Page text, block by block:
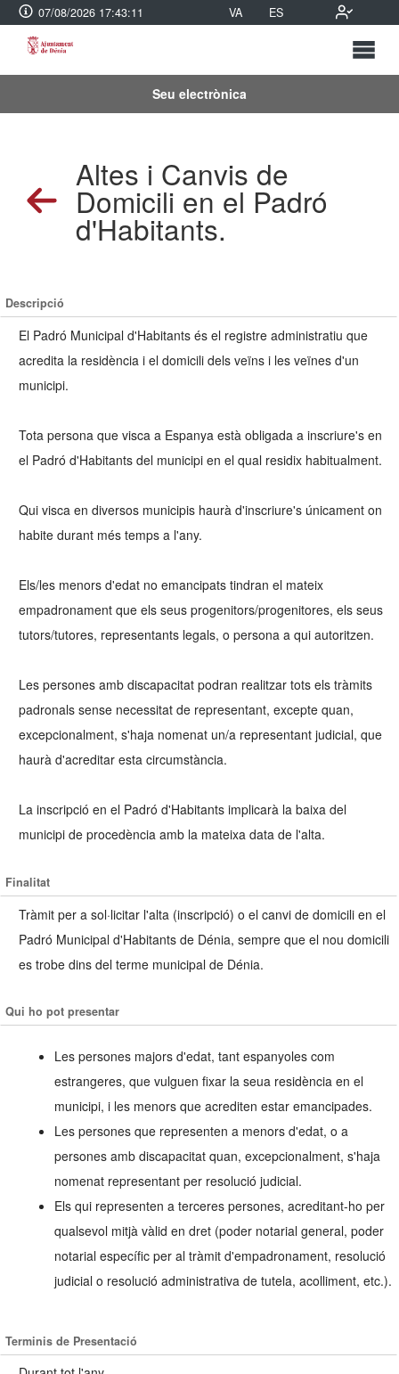
07/08/2026 17:43:12 VA ES
Seu electrònica
Altes i Canvis de
Domicili en el Padró
d'Habitants.
Descripció
El Padró Municipal d'Habitants és el registre administratiu que
acredita la residència i el domicili dels veïns i les veïnes d'un
municipi.
Tota persona que visca a Espanya està obligada a inscriure's en
el Padró d'Habitants del municipi en el qual residix habitualment.
Qui visca en diversos municipis haurà d'inscriure's únicament on
habite durant més temps a l'any.
Els/les menors d'edat no emancipats tindran el mateix
empadronament que els seus progenitors/progenitores, els seus
tutors/tutores, representants legals, o persona a qui autoritzen.
Les persones amb discapacitat podran realitzar tots els tràmits
padronals sense necessitat de representant, excepte quan,
excepcionalment, s'haja nomenat un/a representant judicial, que
haurà d'acreditar esta circumstància.
La inscripció en el Padró d'Habitants implicarà la baixa del
municipi de procedència amb la mateixa data de l'alta.
Finalitat
Tràmit per a sol·licitar l'alta (inscripció) o el canvi de domicili en el
Padró Municipal d'Habitants de Dénia, sempre que el nou domicili
es trobe dins del terme municipal de Dénia.
Qui ho pot presentar
Les persones majors d'edat, tant espanyoles com
estrangeres, que vulguen fixar la seua residència en el
municipi, i les menors que acrediten estar emancipades.
Les persones que representen a menors d'edat, o a
persones amb discapacitat quan, excepcionalment, s'haja
nomenat representant per resolució judicial.
Els qui representen a terceres persones, acreditant-ho per
qualsevol mitjà vàlid en dret (poder notarial general, poder
notarial específic per al tràmit d'empadronament, resolució
judicial o resolució administrativa de tutela, acolliment, etc.).
Terminis de Presentació